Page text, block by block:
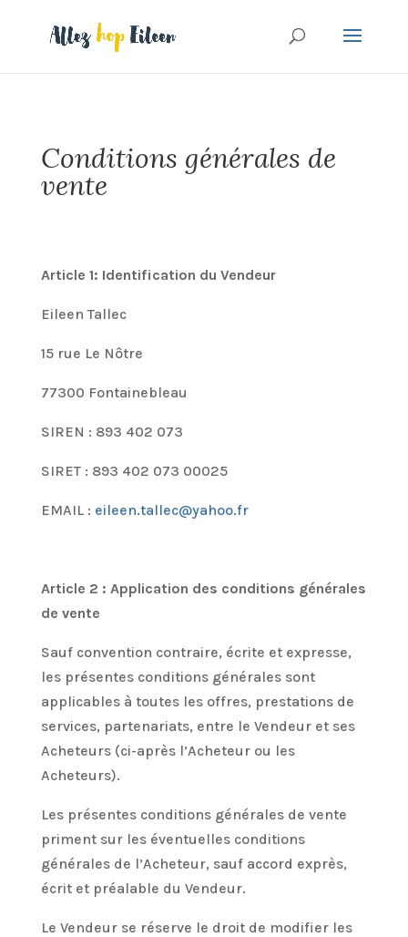
Conditions générales de
vente
Article 1: Identification du Vendeur
Eileen Tallec
15 rue Le Nôtre
77300 Fontainebleau
SIREN : 893 402 073
SIRET : 893 402 073 00025
EMAIL : eileen.tallec@yahoo.fr
Article 2 : Application des conditions générales
de vente
Sauf convention contraire, écrite et expresse,
les présentes conditions générales sont
applicables à toutes les offres, prestations de
services, partenariats, entre le Vendeur et ses
Acheteurs (ci-après l’Acheteur ou les
Acheteurs).
Les présentes conditions générales de vente
priment sur les éventuelles conditions
générales de l’Acheteur, sauf accord exprès,
écrit et préalable du Vendeur.
Le Vendeur se réserve le droit de modifier les